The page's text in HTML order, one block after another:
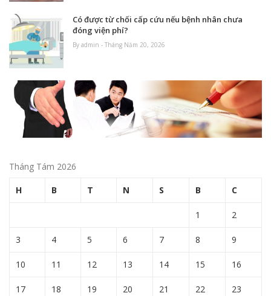
Có được từ chối cấp cứu nếu bệnh nhân chưa
đóng viện phí?
By admin - Tháng Năm 20, 2026
Tháng Tám 2026
H B T N S B C
1 2
3 4 5 6 7 8 9
10 11 12 13 14 15 16
17 18 19 20 21 22 23